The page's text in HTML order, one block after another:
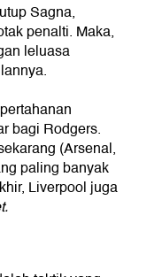
Sagna,
penalti. Maka,
leluasa
bagi Rodgers.
(Arsenal,
paling banyak
Liverpool juga